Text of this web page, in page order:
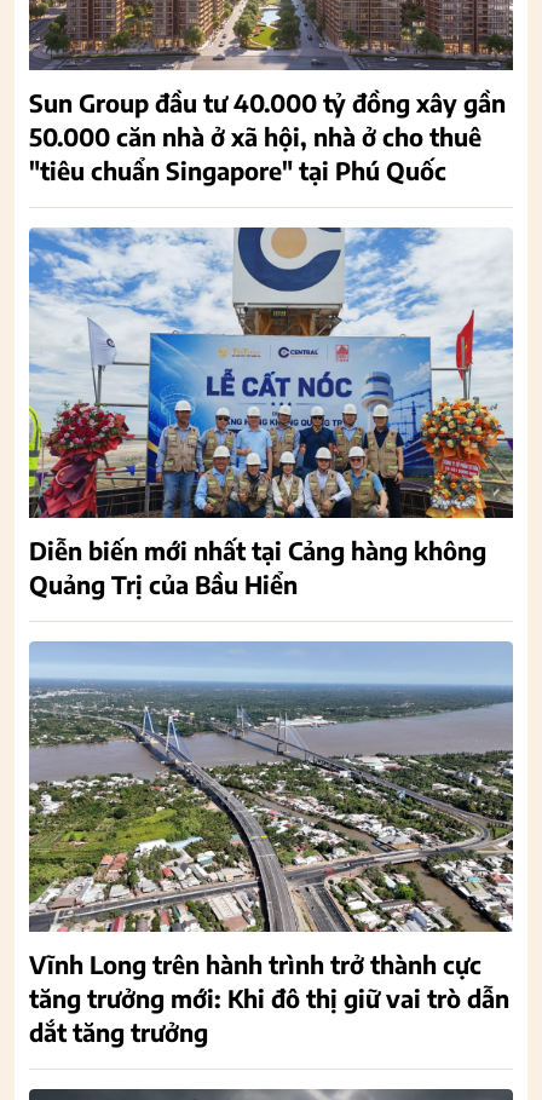
Sun Group đầu tư 40.000 tỷ đồng xây gần
50.000 căn nhà ở xã hội, nhà ở cho thuê
"tiêu chuẩn Singapore" tại Phú Quốc
Diễn biến mới nhất tại Cảng hàng không
Quảng Trị của Bầu Hiển
Vĩnh Long trên hành trình trở thành cực
tăng trưởng mới: Khi đô thị giữ vai trò dẫn
dắt tăng trưởng